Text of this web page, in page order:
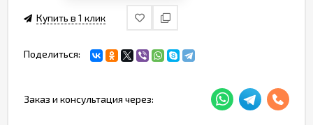
Купить в 1 клик
Поделиться:
Заказ и консультация через: